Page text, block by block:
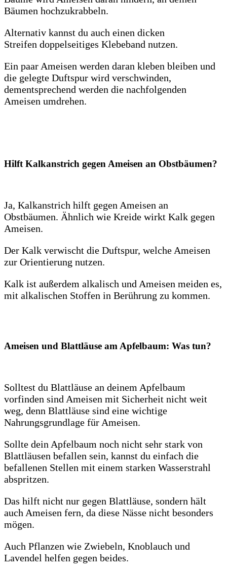
Bäumen hochzukrabbeln.
Alternativ kannst du auch einen dicken
Streifen doppelseitiges Klebeband nutzen.
Ein paar Ameisen werden daran kleben bleiben und
die gelegte Duftspur wird verschwinden,
dementsprechend werden die nachfolgenden
Ameisen umdrehen.
Hilft Kalkanstrich gegen Ameisen an Obstbäumen?
Ja, Kalkanstrich hilft gegen Ameisen an
Obstbäumen. Ähnlich wie Kreide wirkt Kalk gegen
Ameisen.
Der Kalk verwischt die Duftspur, welche Ameisen
zur Orientierung nutzen.
Kalk ist außerdem alkalisch und Ameisen meiden es,
mit alkalischen Stoffen in Berührung zu kommen.
Ameisen und Blattläuse am Apfelbaum: Was tun?
Solltest du Blattläuse an deinem Apfelbaum
vorfinden sind Ameisen mit Sicherheit nicht weit
weg, denn Blattläuse sind eine wichtige
Nahrungsgrundlage für Ameisen.
Sollte dein Apfelbaum noch nicht sehr stark von
Blattläusen befallen sein, kannst du einfach die
befallenen Stellen mit einem starken Wasserstrahl
abspritzen.
Das hilft nicht nur gegen Blattläuse, sondern hält
auch Ameisen fern, da diese Nässe nicht besonders
mögen.
Auch Pflanzen wie Zwiebeln, Knoblauch und
Lavendel helfen gegen beides.